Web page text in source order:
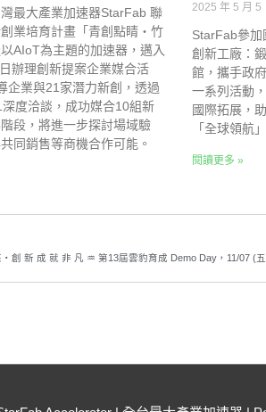
最大產業加速器StarFab 聯
業培育計畫「青創點睛‧竹
AIoT為主題的加速器，邁入
辦理創新提案企業媒合活
企業與21家潛力新創，透過
度洽談，成功媒合10組新
段，將進一步探討場域驗
同銷售等商機合作可能。
2025 年 5 月 5
StarFab參加
創新工廠：
館，攜手政
一系列活動
國際拓展，
「全球領航
閱讀更多 »